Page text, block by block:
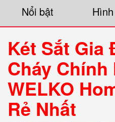
Nổi bật
Két Sắt Gia
Cháy Chính
WELKO
Rẻ Nhất